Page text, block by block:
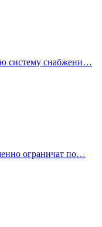
систему снабжени…
ограничат по…